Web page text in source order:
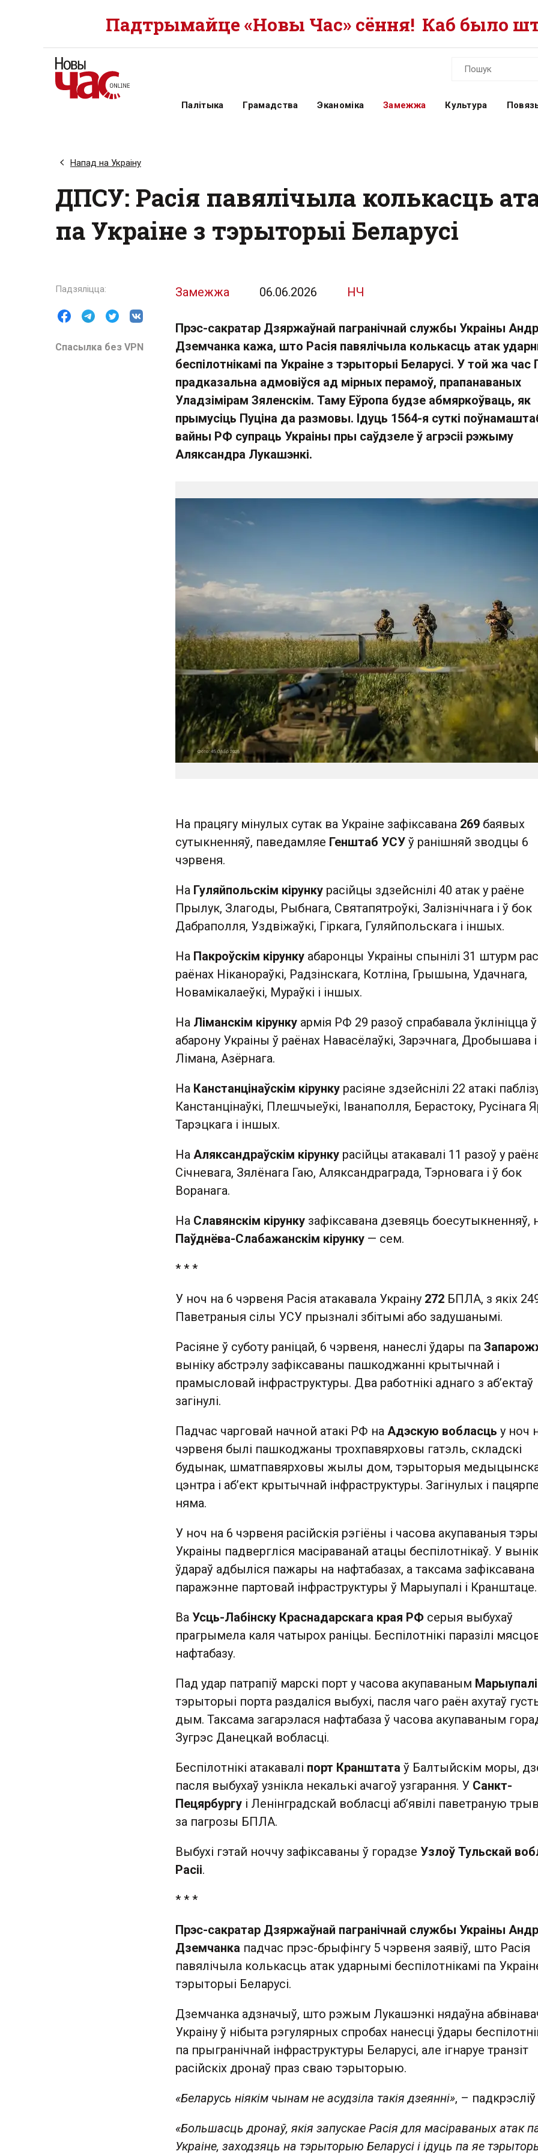
Падтрымайце «Новы Час» сёння! Каб было
Палітыка Грамадства Эканоміка Замежжа Культура
Напад на Украіну
ДПСУ: Расія павялічыла колькасць
па Украіне з тэрыторыі Беларусі
Спасылка без VPN
Замежжа 06.06.2026 НЧ
Прэс-сакратар Дзяржаўнай пагранічнай службы Украіны
Дземчанка кажа, што Расія павялічыла колькасць атак
беспілотнікамі па Украіне з тэрыторыі Беларусі. У той жа час
прадказальна адмовіўся ад мірных перамоў, прапанаваных
Уладзімірам Зяленскім. Таму Еўропа будзе абмяркоўваць, як
прымусіць Пуціна да размовы. Ідуць 1564-я суткі
вайны РФ супраць Украіны пры саўдзеле ў агрэсіі рэжыму
Аляксандра Лукашэнкі.
На працягу мінулых сутак ва Украіне зафіксавана 269 баявых
сутыкненняў, паведамляе Генштаб УСУ ў ранішняй зводцы 6
чэрвеня.
На Гуляйпольскім кірунку расійцы здзейснілі 40 атак у раёне
Прылук, Злагоды, Рыбнага, Святапятроўкі, Залізнічнага і ў бок
Дабраполля, Уздвіжаўкі, Гіркага, Гуляйпольскага і іншых.
На Пакроўскім кірунку абаронцы Украіны спынілі 31 штурм
раёнах Ніканораўкі, Радзінскага, Котліна, Грышына, Удачнага,
Новамікалаеўкі, Мураўкі і іншых.
На Ліманскім кірунку армія РФ 29 разоў спрабавала ўклініцца ў
абарону Украіны ў раёнах Навасёлаўкі, Зарэчнага, Дробышава
Лімана, Азёрнага.
На Канстанцінаўскім кірунку расіяне здзейснілі 22 атакі
Канстанцінаўкі, Плешчыеўкі, Іванаполля, Берастоку, Русінага
Тарэцкага і іншых.
На Аляксандраўскім кірунку расійцы атакавалі 11 разоў у
Січневага, Зялёнага Гаю, Аляксандраграда, Тэрновага і ў бок
Воранага.
На Славянскім кірунку зафіксавана дзевяць боесутыкненняў,
Паўднёва-Слабажанскім кірунку — сем.
* * *
У ноч на 6 чэрвеня Расія атакавала Украіну 272 БПЛА, з якіх
Паветраныя сілы УСУ прызналі збітымі або задушанымі.
Расіяне ў суботу раніцай, 6 чэрвеня, нанеслі ўдары па
выніку абстрэлу зафіксаваны пашкоджанні крытычнай і
прамысловай інфраструктуры. Два работнікі аднаго з аб’ектаў
загінулі.
Падчас чарговай начной атакі РФ на Адэскую вобласць у ноч
чэрвеня былі пашкоджаны трохпавярховы гатэль, складскі
будынак, шматпавярховы жылы дом, тэрыторыя
цэнтра і аб’ект крытычнай інфраструктуры. Загінулых і
няма.
У ноч на 6 чэрвеня расійскія рэгіёны і часова акупаваныя
Украіны падвергліся масіраванай атацы беспілотнікаў. У
ўдараў адбыліся пажары на нафтабазах, а таксама зафіксавана
паражэнне партовай інфраструктуры ў Марыупалі і Кранштаце.
Ва Усць-Лабінску Краснадарскага края РФ серыя выбухаў
прагрымела каля чатырох раніцы. Беспілотнікі паразілі
нафтабазу.
Пад удар патрапіў марскі порт у часова акупаваным Марыупалі
тэрыторыі порта раздаліся выбухі, пасля чаго раён ахутаў
дым. Таксама загарэлася нафтабаза ў часова акупаваным
Зугрэс Данецкай вобласці.
Беспілотнікі атакавалі порт Кранштата ў Балтыйскім моры,
пасля выбухаў узнікла некалькі ачагоў узгарання. У Санкт-
Пецярбургу і Ленінградскай вобласці аб’явілі паветраную
за пагрозы БПЛА.
Выбухі гэтай ноччу зафіксаваны ў горадзе Узлоў Тульскай
Расіі.
* * *
Прэс-сакратар Дзяржаўнай пагранічнай службы Украіны
Дземчанка падчас прэс-брыфінгу 5 чэрвеня заявіў, што Расія
павялічыла колькасць атак ударнымі беспілотнікамі па
тэрыторыі Беларусі.
Дземчанка адзначыў, што рэжым Лукашэнкі нядаўна
Украіну ў нібыта рэгулярных спробах нанесці ўдары
па прыгранічнай інфраструктуры Беларусі, але ігнаруе транзіт
расійскіх дронаў праз сваю тэрыторыю.
«Беларусь ніякім чынам не асудзіла такія дзеянні», – падкрэсліў
«Большасць дронаў, якія запускае Расія для масіраваных атак
Украіне, заходзяць на тэрыторыю Беларусі і ідуць па яе